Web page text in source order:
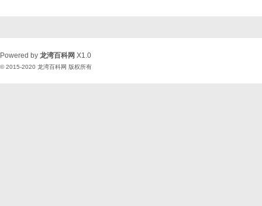
Powered by 龙湾百科网 X1.0
© 2015-2020 龙湾百科网 版权所有